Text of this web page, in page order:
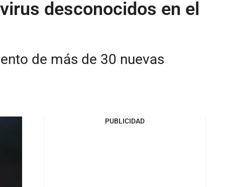
desconocidos en el
de más de 30 nuevas
PUBLICIDAD